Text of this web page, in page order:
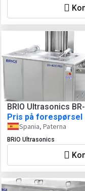
BRIO Ultrasonics
Pris på forespørsel
Spania, Paterna
BRIO Ultrasonics